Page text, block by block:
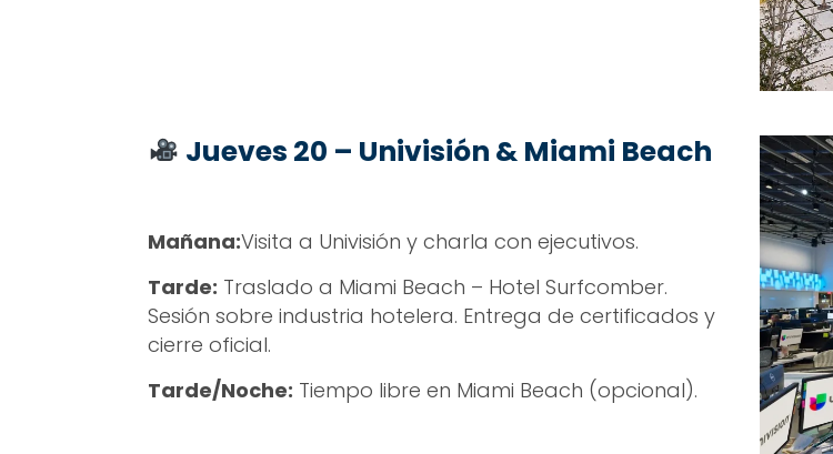
Jueves 20 – Univisión & Miami Beach
Mañana:Visita a Univisión y charla con ejecutivos.
Tarde: Traslado a Miami Beach – Hotel Surfcomber.
Sesión sobre industria hotelera. Entrega de certificados y
cierre oficial.
Tarde/Noche: Tiempo libre en Miami Beach (opcional).